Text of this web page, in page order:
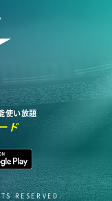
使い放題
ド
RESERVED.